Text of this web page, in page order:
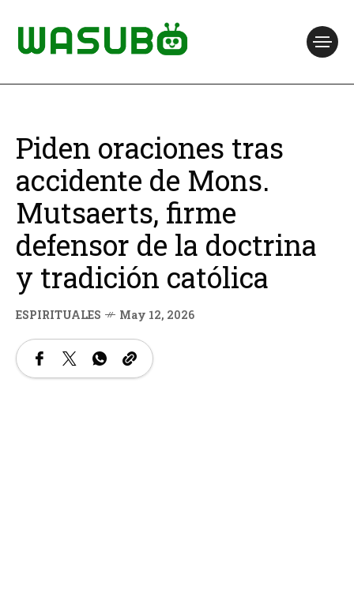
Piden oraciones tras
accidente de Mons.
Mutsaerts, firme
defensor de la doctrina
y tradición católica
ESPIRITUALES May 12, 2026